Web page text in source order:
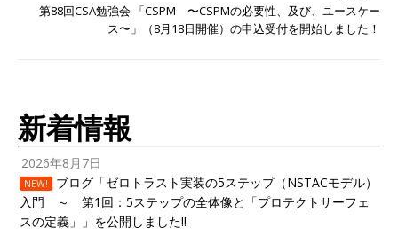
第88回CSA勉強会 「CSPM 〜CSPMの必要性、及び、ユースケー
ス〜」（8月18日開催）の申込受付を開始しました！
新着情報
2026年8月7日
NEW!
ブログ「ゼロトラスト実装の5ステップ（NSTACモデル）
入門 ～ 第1回：5ステップの全体像と「プロテクトサーフェ
スの定義」」を公開しました!!